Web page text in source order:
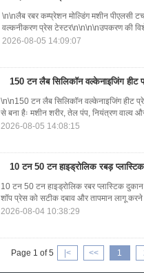
\n\nलैब रबर कम्प्रेशन मोल्डिंग मशीन पीएलसी
वल्कनीकरण प्रेस टेस्टर\n\n\n\nउपकरण की
2026-08-05 14:09:07
150 टन लैब सिलिकॉन वल्केनाइजिंग हीट
\n\n150 टन लैब सिलिकॉन वल्केनाइजिंग हीट
से बना हैः मशीन शरीर, तेल पंप, नियंत्रण
2026-08-05 14:08:15
10 टन 50 टन हाइड्रोलिक रबड़
10 टन 50 टन हाइड्रोलिक रबर प्लास्टिक
शॉप प्रेस को सटीक दबाव और तापमान लागू
2026-08-04 10:38:29
Page 1 of 5 |< << 1